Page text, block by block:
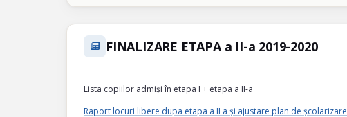
FINALIZARE ETAPA a II-a 2019-2020
Lista copiilor admiși în etapa I + etapa a II-a
Raport locuri libere dupa etapa a II a și ajustare plan de școlarizare